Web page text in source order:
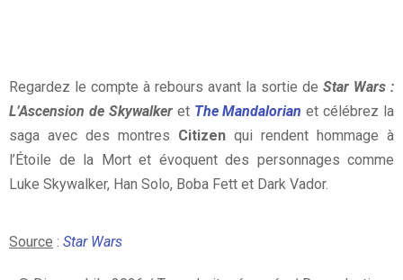
Regardez le compte à rebours avant la sortie de Star Wars :
L’Ascension de Skywalkeret The Mandalorian et célébrez la
saga avec des montres Citizen qui rendent hommage à
l’Étoile de la Mort et évoquent des personnages comme
Luke Skywalker, Han Solo, Boba Fett et Dark Vador.
Source : Star Wars